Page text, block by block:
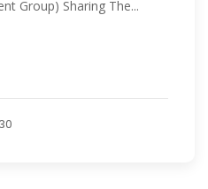
Group) Sharing The...